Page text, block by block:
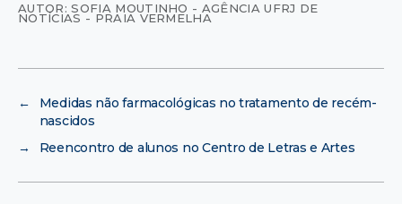
AUTOR: SOFIA MOUTINHO - AGÊNCIA UFRJ DE
NOTÍCIAS - PRAIA VERMELHA
←
Medidas não farmacológicas no tratamento de recém-
nascidos
→
Reencontro de alunos no Centro de Letras e Artes